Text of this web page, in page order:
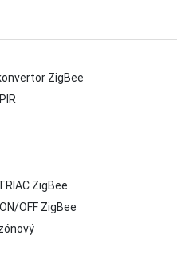
ZigBee
ZigBee
OFF ZigBee